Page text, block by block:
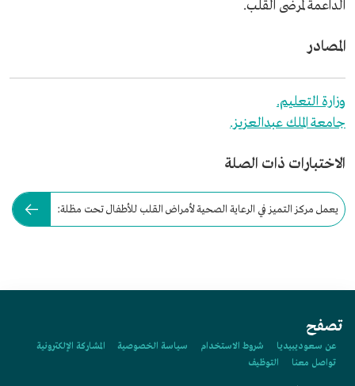
الداعمة لمرضى القلب.
المصادر
وزارة التعليم.
جامعة الملك عبدالعزيز.
الاختبارات ذات الصلة
يعمل مركز التميز في الرعاية الصحية لأمراض القلب للأطفال تحت مظلة:
تصفح
عن سعوديبيديا شروط الاستخدام سياسة الخصوصية
المشاركة الإلكترونية
تواصل معنا
التوظيف